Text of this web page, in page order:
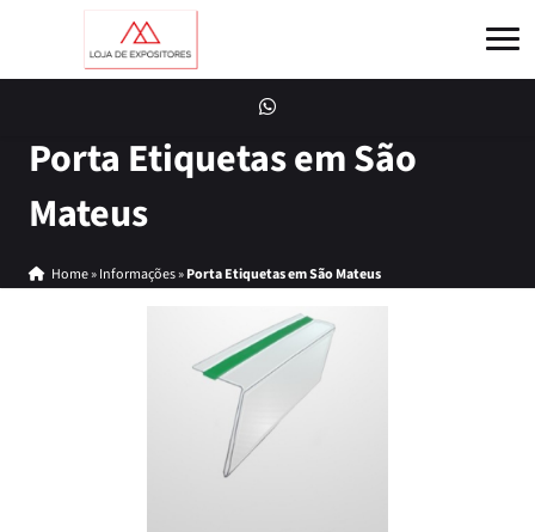
Porta Etiquetas em São
Mateus
Home»Informações»Porta Etiquetas em São Mateus